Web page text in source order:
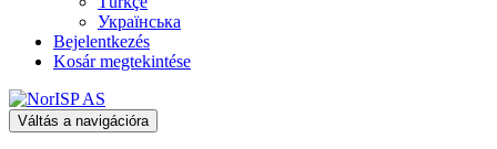
Українська
Bejelentkezés
Kosár megtekintése
Váltás a navigációra